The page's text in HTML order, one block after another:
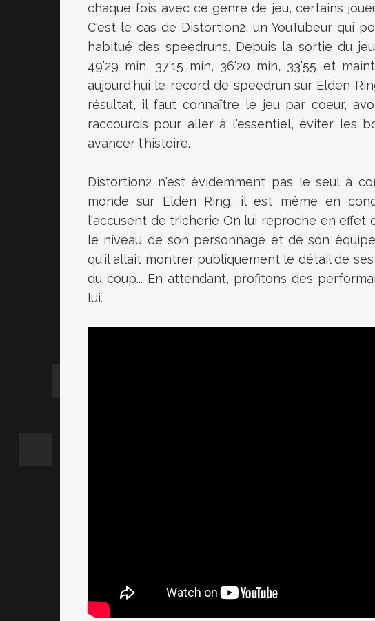
chaque fois avec ce genre de jeu, certains
C'est le cas de Distortion2, un YouTubeur qui
habitué des speedruns. Depuis la sortie du
49'29 min, 37'15 min, 36'20 min, 33'55 et
aujourd'hui le record de speedrun sur Elden
résultat, il faut connaître le jeu par coeur,
raccourcis pour aller à l'essentiel, éviter les
avancer l'histoire.
Distortion2 n'est évidemment pas le seul à
monde sur Elden Ring, il est même en
l'accusent de tricherie On lui reproche en effet
le niveau de son personnage et de son
qu'il allait montrer publiquement le détail de
du coup... En attendant, profitons des
lui.